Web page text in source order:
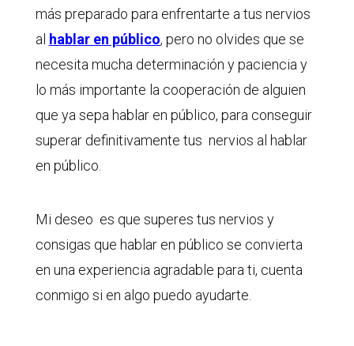
más preparado para enfrentarte a tus nervios
al hablar en público, pero no olvides que se
necesita mucha determinación y paciencia y
lo más importante la cooperación de alguien
que ya sepa hablar en público, para conseguir
superar definitivamente tus nervios al hablar
en público.
Mi deseo es que superes tus nervios y
consigas que hablar en público se convierta
en una experiencia agradable para ti, cuenta
conmigo si en algo puedo ayudarte.